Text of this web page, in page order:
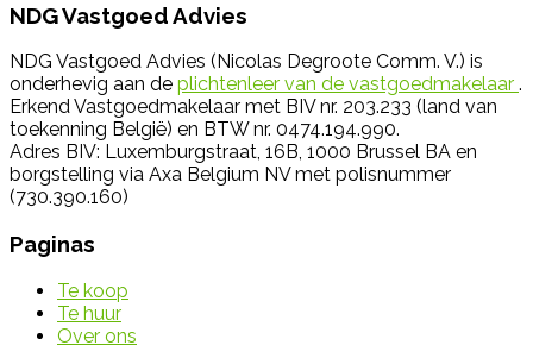
NDG Vastgoed Advies
NDG Vastgoed Advies (Nicolas Degroote Comm. V.) is
onderhevig aan de plichtenleer van de vastgoedmakelaar .
Erkend Vastgoedmakelaar met BIV nr. 203.233 (land van
toekenning België) en BTW nr. 0474.194.990.
Adres BIV: Luxemburgstraat, 16B, 1000 Brussel BA en
borgstelling via Axa Belgium NV met polisnummer
(730.390.160)
Paginas
Te koop
Te huur
Over ons